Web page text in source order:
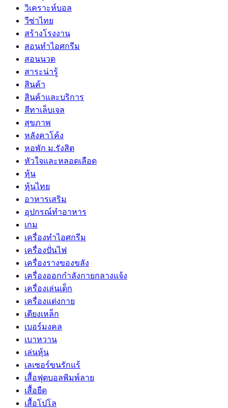
วิเคราะห์บอล
วีซ่าไทย
สร้างโรงงาน
สอนทำไอศกรีม
สอนนวด
สาระน่ารู้
สินค้า
สินค้าและบริการ
สีทาเล็บเจล
สุขภาพ
หลังคาโค้ง
หอพัก ม.รังสิต
หัวใจและหลอดเลือด
หุ้น
หุ้นไทย
อาหารเสริม
อุปกรณ์ทำอาหาร
เกม
เครื่องทำไอศกรีม
เครื่องปั่นไฟ
เครื่องรางของขลัง
เครื่องออกกำลังกายกลางแจ้ง
เครื่องเล่นเด็ก
เครื่องแต่งกาย
เตียงเหล็ก
เบอร์มงคล
เบาหวาน
เล่นหุ้น
เลเซอร์ขนรักแร้
เสื้อฟุตบอลพิมพ์ลาย
เสื้อยืด
เสื้อโปโล